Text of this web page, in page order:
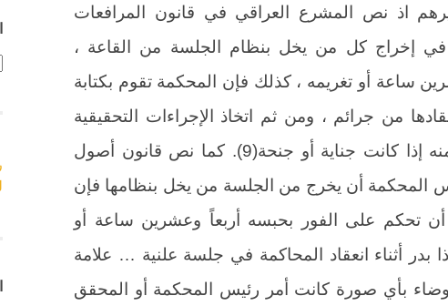
اذ نص المشرع العراقي في قانون المرافعات
إخراج كل من يخل بنظام الجلسة من القاعة ،
ساعة أو تغريمه ، كذلك فإن المحكمة تقوم بكتابة
من جرائم ، ومن ثم اتخاذ الإجراءات التحقيقية
والقبض على من وقعت الجريمة منه إذا كانت جناية أو جنحة(9). كما نص قانون أصول
المحكمة أن يخرج من الجلسة من يخل بنظامها فإن
تحكم على الفور بحبسه أربعاً وعشرين ساعة أو
[ إذا بدر أثناء انعقاد المحاكمة في جلسة علنية … علامة
بأي صورة كانت أمر رئيس المحكمة أو المحقق